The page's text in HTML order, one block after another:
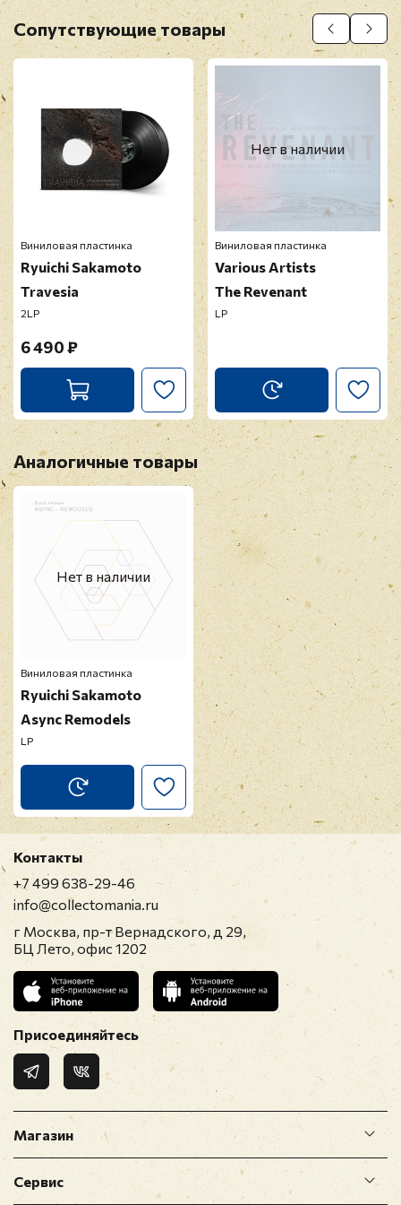
Оставить отзыв
Перед публикацией отзывы проходят
модерацию
Сопутствующие товары
Виниловая пластинка
Ryuichi Sakamoto
Travesia
2LP
6 490 ₽
Нет в наличии
Виниловая пластинка
Various Artists
The Revenant
LP
Аналогичные товары
Нет в наличии
Виниловая пластинка
Ryuichi Sakamoto
Async Remodels
LP
Магазин
Сервис
Контакты
+7 499 638-29-46
info@collectomania.ru
г Москва, пр-т Вернадского, д 29,
БЦ Лето, офис 1202
Присоединяйтесь